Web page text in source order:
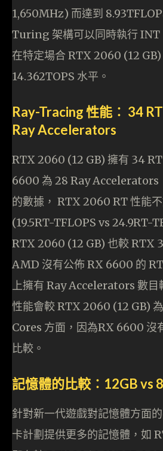
1,650MHz) 而達到
Turing 架構可以同時執行 INT
在特定場合 RTX 2060 (12 GB)
14.362TOPS 水平。
Ray-Tracing 性能︰ 34
Ray Accelerators
RTX 2060 (12 GB) 擁有 34
6600 為 28 Ray Accelerators
的數據， RTX 2060 RT 性能
(19.5RT-TFLOPS vs 24.9RT-
RTX 2060 (12 GB) 也較 RTX
AMD 沒有公佈 RX 6600 的
上擁有 Ray Accelerators 數目
性能會較 RTX 2060 (12 GB)
Cores 方面，因為RX 6600 沒
比較。
記憶體的比較︰12GB vs
針對新一代遊戲對記憶體方面
卡計劃提供更多的記憶體，如